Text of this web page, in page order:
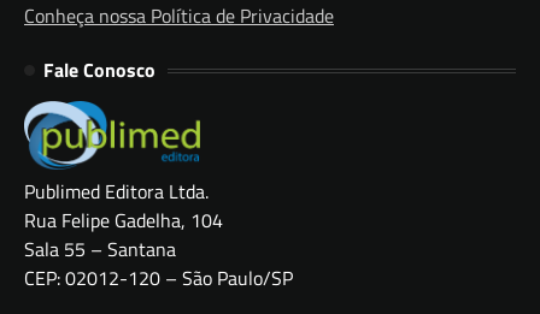
Conheça nossa Política de Privacidade
Fale Conosco
Publimed Editora Ltda.
Rua Felipe Gadelha, 104
Sala 55 – Santana
CEP: 02012-120 – São Paulo/SP